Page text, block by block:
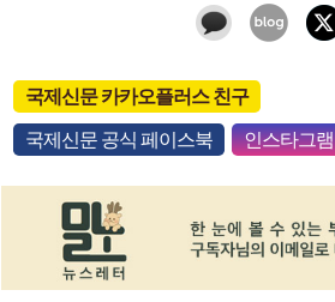
국제신문 카카오플러스 친구
국제신문 공식 페이스북 인스타그램